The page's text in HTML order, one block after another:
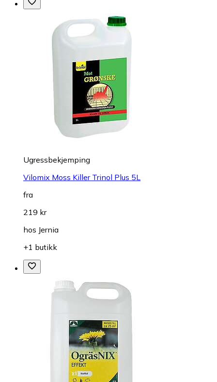
Ugressbekjemping
Vilomix Moss Killer Trinol Plus 5L
fra
219 kr
hos Jernia
+1 butikk